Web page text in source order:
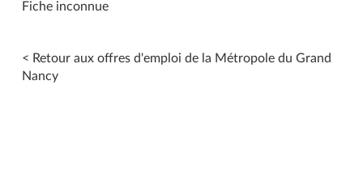
Fiche inconnue
< Retour aux offres d'emploi de la Métropole du Grand
Nancy